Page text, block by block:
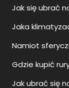
Jak się ubrać
Jaka
Namiot
Gdzie kupić
Jak ubrać się